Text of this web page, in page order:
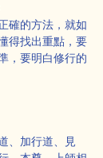
確的方法，就如
得找出重點，要
，要明白修行的
、加行道、見